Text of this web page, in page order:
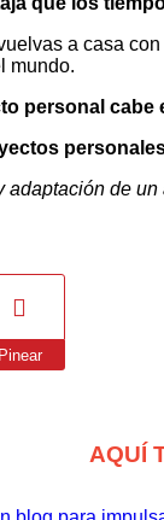
a casa
mundo.
personal
adaptación de
Pinear
AQUÍ